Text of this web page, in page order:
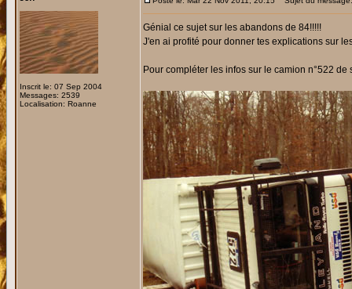
Inscrit le: 07 Sep 2004
Messages: 2539
Localisation: Roanne
Génial ce sujet sur les abandons de 84!!!!!
J'en ai profité pour donner tes explications sur
Pour compléter les infos sur le camion n°522